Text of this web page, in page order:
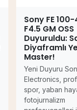
Sony FE
F4.5 GM OSS
Duyuruldu:
Diyaframlı
Master!
Yeni Duyuru
Electronics,
spor, yaban
fotojurnalizm